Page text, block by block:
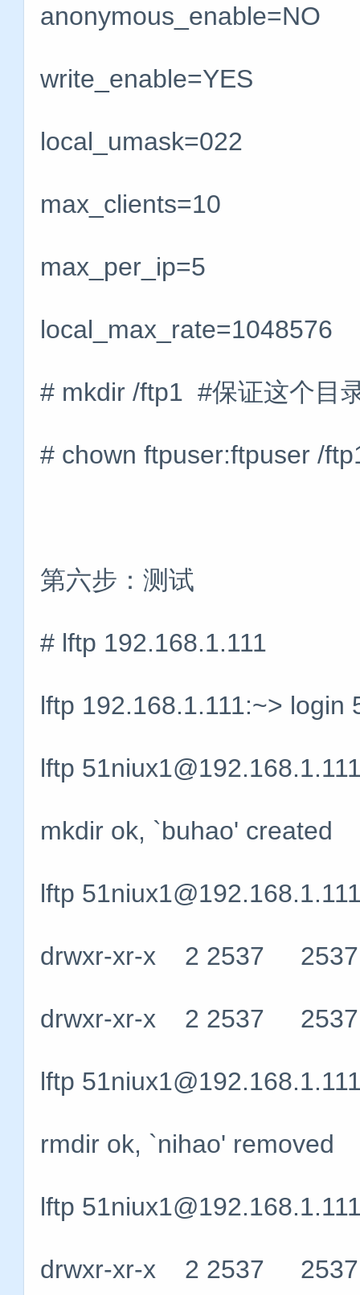
anonymous_enable=NO
write_enable=YES
local_umask=022
max_clients=10
max_per_ip=5
local_max_rate=1048576
# mkdir /ftp1 #保证这个目
# chown ftpuser:ftpuser /
第六步：测试
# lftp 192.168.1.111
lftp 192.168.1.111:~> login
lftp
mkdir ok, `buhao' created
lftp
drwxr-xr-x 2 2537
drwxr-xr-x 2 2537
lftp
rmdir ok, `nihao' removed
lftp
drwxr-xr-x 2 2537